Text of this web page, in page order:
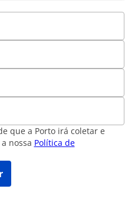
que a Porto irá coletar e
nossa Política de